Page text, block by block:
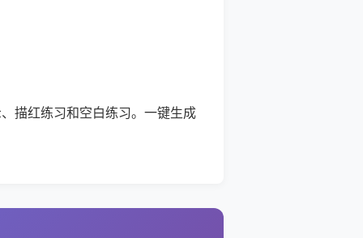
描红练习和空白练习。一键生成